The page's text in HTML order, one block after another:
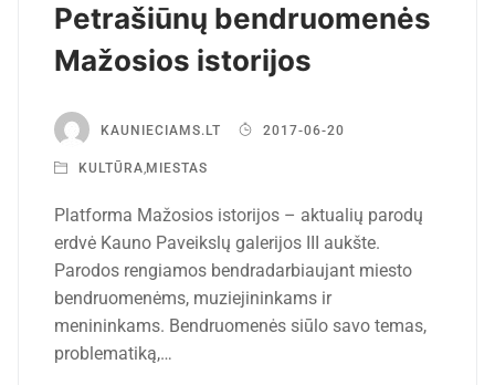
Petrašiūnų bendruomenės
Mažosios istorijos
KAUNIECIAMS.LT 2017-06-20
KULTŪRA,MIESTAS
Platforma Mažosios istorijos – aktualių parodų
erdvė Kauno Paveikslų galerijos III aukšte.
Parodos rengiamos bendradarbiaujant miesto
bendruomenėms, muziejininkams ir
menininkams. Bendruomenės siūlo savo temas,
problematiką,…